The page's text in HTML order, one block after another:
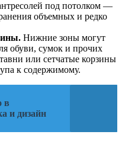
под потолком —
объемных и редко
Нижние зоны могут
обуви, сумок и прочих
или сетчатые корзины
к содержимому.
в
и дизайн